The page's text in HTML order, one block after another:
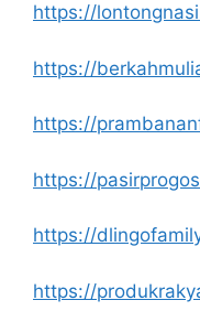
https://
https://
https://
https://
https://
https://